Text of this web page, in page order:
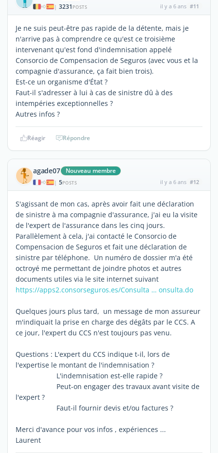
| 3231 POSTS il y a 6 ans #11
Je ne suis peut-être pas rapide de la détente, mais je
n'arrive pas à comprendre ce qu'est ce troisième
intervenant qu'est fond d'indemnisation appelé
Consorcio de Compensacion de Seguros (avec vous et la
compagnie d'assurance, ça fait bien trois).
Est-ce un organisme d'État ?
Faut-il s'adresser à lui à cas de sinistre dû à des
intempéries exceptionnelles ?
Autres infos ?
Réagir Répondre
agade07 Nouveau membre
| 5POSTS il y a 6 ans #12
S'agissant de mon cas, après avoir fait une déclaration
de sinistre à ma compagnie d'assurance, j'ai eu la visite
de l'expert de l'assurance dans les cinq jours.
Parallèlement à cela, j'ai contacté le Consorcio de
Compensacion de Seguros et fait une déclaration de
sinistre par téléphone. Un numéro de dossier m'a été
octroyé me permettant de joindre photos et autres
documents utiles via le site internet suivant
https://apps2.consorseguros.es/Consulta … onsulta.do
Quelques jours plus tard, un message de mon assureur
m'indiquait la prise en charge des dégâts par le CCS. A
ce jour, l'expert du CCS n'est toujours pas venu.
Questions : L'expert du CCS indique t-il, lors de
l'expertise le montant de l'indemnisation ?
L'indemnisation est-elle rapide ?
Peut-on engager des travaux avant visite de
l'expert ?
Faut-il fournir devis et/ou factures ?
Merci d'avance pour vos infos , expériences ...
Laurent